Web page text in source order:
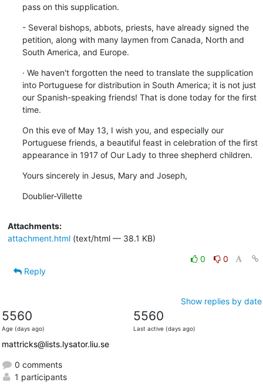
pass on this supplication.
- Several bishops, abbots, priests, have already signed the
petition, along with many laymen from Canada, North and
South America, and Europe.
· We haven't forgotten the need to translate the supplication
into Portuguese for distribution in South America; it is not just
our Spanish-speaking friends! That is done today for the first
time.
On this eve of May 13, I wish you, and especially our
Portuguese friends, a beautiful feast in celebration of the first
appearance in 1917 of Our Lady to three shepherd children.
Yours sincerely in Jesus, Mary and Joseph,
Doublier-Villette
Attachments:
attachment.html(text/html — 38.1 KB)
0
0
Reply
Show replies by date
5560
Age (days ago)
5560
Last active (days ago)
mattricks@lists.lysator.liu.se
0 comments
1 participants